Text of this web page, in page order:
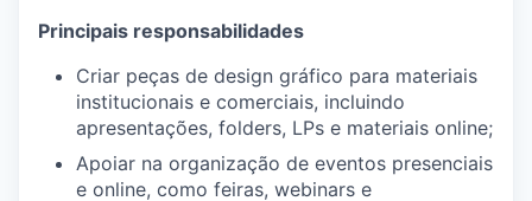
Principais responsabilidades
Criar peças de design gráfico para materiais
institucionais e comerciais, incluindo
apresentações, folders, LPs e materiais online;
Apoiar na organização de eventos presenciais
e online, como feiras, webinars e